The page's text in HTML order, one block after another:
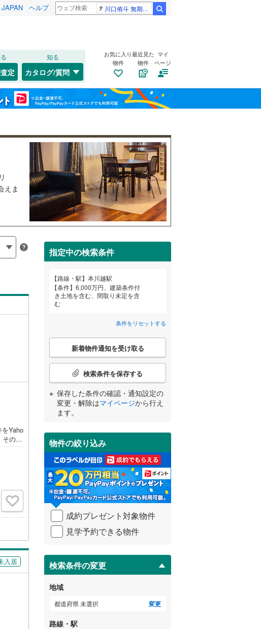
ヘルプ 川口侑斗 無期懲役
定
知る
カタログ/質問
お気に入り
物件
最近見た
物件
マイ
ページ
えま
Yaho
その他
付
ペー
フォ
き
ます
する
す。
希
入居
指定中の検索条件
路線・駅
本川越駅
条件
6,000万円、建築条件付
き土地を含む、間取り未定を含
む
条件をリセットする
こ
検
条
件
受
け
取
る
・
条
件
を
イ
ペ
ジ
に
保
存
す
る
新着物件通知を受け取る
検索条件を保存する
保存した条件の確認・通知設定の
変更・解除はマイページから行え
ます。
物件の絞り込み
成約プレゼント対象物件
見学予約できる物件
検索条件の変更
地域
都道府県 未選択 変更
路線・駅
福島
和歌山
鹿児島 沖縄
条件をリセットする
条件をリセットする
条件をリセットする
千歳線(1)
日高本線(0)
宗谷本線(0)
川越線(751)
吾妻線 (50)
日光線(196)
仙石線(260)
大船渡線(17)
八戸線(4)
陸羽西線(0)
左沢線
信越本線(117)
弥彦線(0)
原）
総武本線(542)
京葉線(163
久留里線(144)
山手線(8)
武蔵野線(1,985)
横須賀線(629 )
) 青梅線
小海線(10)
総武線(557)
御殿場線
中央本線（JR東海）
太多線 (73
条件をリセットする
鷺ノ宮 (1) (0) (8)
(195) (89)
条件をリセットする
トイレ２か所（84）
太陽光発電システム（2）
15）
住宅性能評価付き
）
小学校まで1km以内（ 50）
間取り変更可能（
3階建て以上（1 ）
条件をリセットする
す。
間取